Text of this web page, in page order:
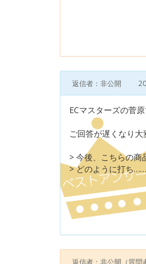
返信者：非公開
ECマスターズの菅原
ご回答が遅くなり大
> 今後、こちらの商
> どのように打ち
返信者：非公開 （質問